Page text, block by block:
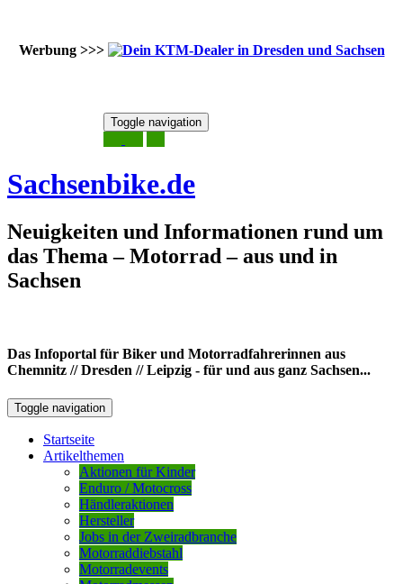
Werbung >>>
Toggle navigation
Sachsenbike.de
Neuigkeiten und Informationen rund um
das Thema – Motorrad – aus und in
Sachsen
Das Infoportal für Biker und Motorradfahrerinnen aus
Chemnitz // Dresden // Leipzig - für und aus ganz Sachsen...
Toggle navigation
Startseite
Artikelthemen
Aktionen für Kinder
Enduro / Motocross
Händleraktionen
Hersteller
Jobs in der Zweiradbranche
Motorraddiebstahl
Motorradevents